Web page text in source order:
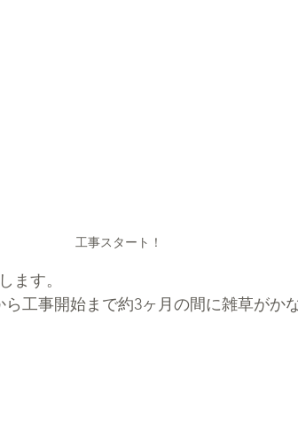
工事スタート！
ます。
工事開始まで約3ヶ月の間に雑草がか